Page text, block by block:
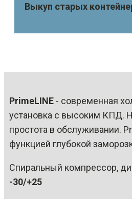
Выкуп старых
PrimeLINE - современная
установка с высоким КПД.
простота в обслуживании.
функцией глубокой
Спиральный компрессор,
-30/+25